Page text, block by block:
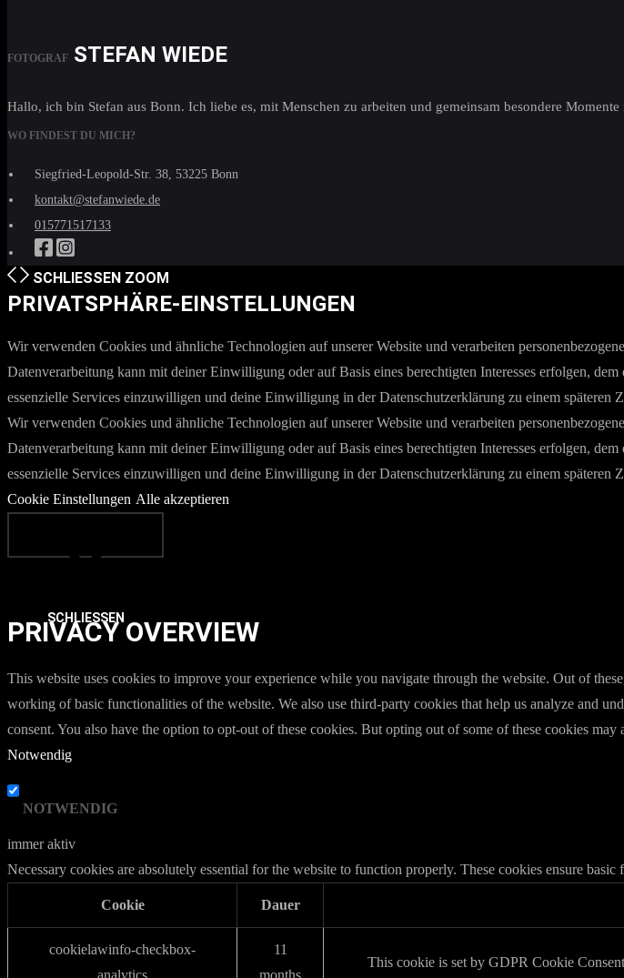
FOTOGRAF STEFAN WIEDE
Hallo, ich bin Stefan aus Bonn. Ich liebe es, mit Menschen zu arbeiten und gemeinsam besondere
WO FINDEST DU MICH?
Siegfried-Leopold-Str. 38, 53225 Bonn
kontakt@stefanwiede.de
015771517133
SCHLIESSEN ZOOM
PRIVATSPHÄRE-EINSTELLUNGEN
Wir verwenden Cookies und ähnliche Technologien auf unserer Website und verarbeiten
Datenverarbeitung kann mit deiner Einwilligung oder auf Basis eines berechtigten Interesses erfolgen,
essenzielle Services einzuwilligen und deine Einwilligung in der Datenschutzerklärung zu einem späteren
Wir verwenden Cookies und ähnliche Technologien auf unserer Website und verarbeiten
Datenverarbeitung kann mit deiner Einwilligung oder auf Basis eines berechtigten Interesses erfolgen,
essenzielle Services einzuwilligen und deine Einwilligung in der Datenschutzerklärung zu einem späteren
Cookie Einstellungen Alle akzeptieren
SCHLIESSEN
PRIVACY OVERVIEW
This website uses cookies to improve your experience while you navigate through the website. Out of
working of basic functionalities of the website. We also use third-party cookies that help us analyze and
consent. You also have the option to opt-out of these cookies. But opting out of some of these cookies
Notwendig
NOTWENDIG
immer aktiv
Necessary cookies are absolutely essential for the website to function properly. These cookies ensure
Cookie Dauer
cookielawinfo-checkbox-
analytics
11
months
This cookie is set by GDPR Cookie